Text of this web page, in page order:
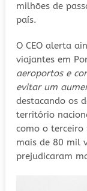
milhões de
país.
O CEO alerta
viajantes em
aeroportos e
evitar um
destacando os
território
como o terceiro
mais de 80 mil
prejudicaram